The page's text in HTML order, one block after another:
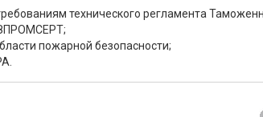
технического регламента
пожарной безопасности;